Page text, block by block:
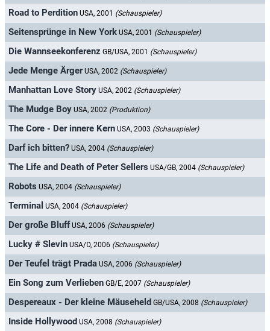
Road to Perdition USA, 2001 (Schauspieler)
Seitensprünge in New York USA, 2001 (Schauspieler)
Die Wannseekonferenz GB/USA, 2001 (Schauspieler)
Jede Menge Ärger USA, 2002 (Schauspieler)
Manhattan Love Story USA, 2002 (Schauspieler)
The Mudge Boy USA, 2002 (Produktion)
The Core - Der innere Kern USA, 2003 (Schauspieler)
Darf ich bitten? USA, 2004 (Schauspieler)
The Life and Death of Peter Sellers USA/GB, 2004 (Schauspieler)
Robots USA, 2004 (Schauspieler)
Terminal USA, 2004 (Schauspieler)
Der große Bluff USA, 2006 (Schauspieler)
Lucky # Slevin USA/D, 2006 (Schauspieler)
Der Teufel trägt Prada USA, 2006 (Schauspieler)
Ein Song zum Verlieben GB/E, 2007 (Schauspieler)
Despereaux - Der kleine Mäuseheld GB/USA, 2008 (Schauspieler)
Inside Hollywood USA, 2008 (Schauspieler)